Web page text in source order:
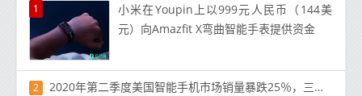
1
小米在Youpin上以999元人民币（144美
元）向Amazfit X弯曲智能手表提供资金
2 2020年第二季度美国智能手机市场销量暴跌25％，三星受影响最小